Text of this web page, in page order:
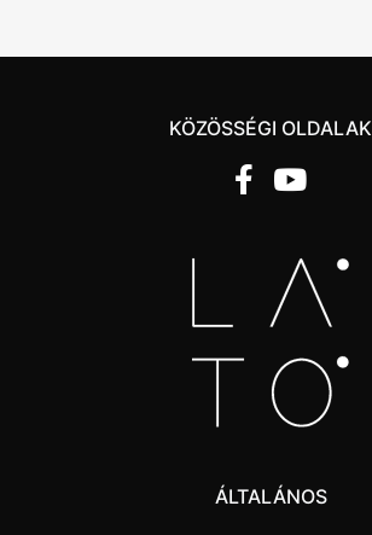
KÖZÖSSÉGI OLDALAK
ÁLTALÁNOS